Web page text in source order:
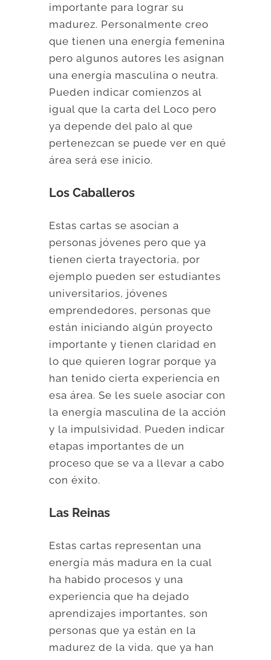
importante para lograr su
madurez. Personalmente creo
que tienen una energía femenina
pero algunos autores les asignan
una energía masculina o neutra.
Pueden indicar comienzos al
igual que la carta del Loco pero
ya depende del palo al que
pertenezcan se puede ver en qué
área será ese inicio.
Los Caballeros
Estas cartas se asocian a
personas jóvenes pero que ya
tienen cierta trayectoria, por
ejemplo pueden ser estudiantes
universitarios, jóvenes
emprendedores, personas que
están iniciando algún proyecto
importante y tienen claridad en
lo que quieren lograr porque ya
han tenido cierta experiencia en
esa área. Se les suele asociar con
la energía masculina de la acción
y la impulsividad. Pueden indicar
etapas importantes de un
proceso que se va a llevar a cabo
con éxito.
Las Reinas
Estas cartas representan una
energía más madura en la cual
ha habido procesos y una
experiencia que ha dejado
aprendizajes importantes, son
personas que ya están en la
madurez de la vida, que ya han